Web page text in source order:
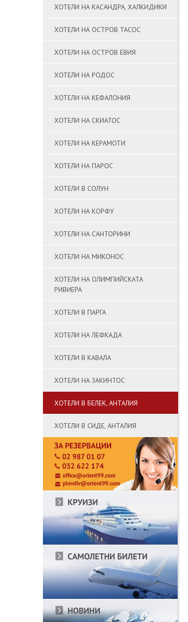
ХОТЕЛИ НА КАСАНДРА, ХАЛКИДИКИ
ХОТЕЛИ НА ОСТРОВ ТАСОС
ХОТЕЛИ НА ОСТРОВ ЕВИЯ
ХОТЕЛИ НА РОДОС
ХОТЕЛИ НА КЕФАЛОНИЯ
ХОТЕЛИ НА СКИАТОС
ХОТЕЛИ НА КЕРАМОТИ
ХОТЕЛИ НА ПАРОС
ХОТЕЛИ В СОЛУН
ХОТЕЛИ НА КОРФУ
ХОТЕЛИ НА САНТОРИНИ
ХОТЕЛИ НА МИКОНОС
ХОТЕЛИ НА ОЛИМПИЙСКАТА
РИВИЕРА
ХОТЕЛИ В ПАРГА
ХОТЕЛИ НА ЛЕФКАДА
ХОТЕЛИ В КАВАЛА
ХОТЕЛИ НА ЗАКИНТОС
ХОТЕЛИ В БЕЛЕК, АНТАЛИЯ
ХОТЕЛИ В СИДЕ, АНТАЛИЯ